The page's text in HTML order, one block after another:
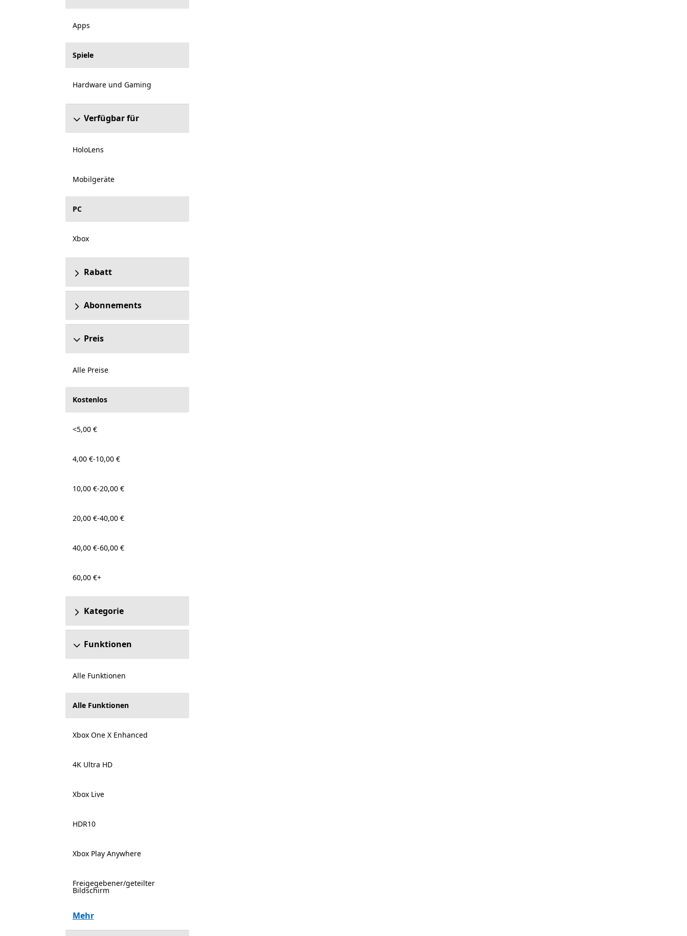
Apps
Spiele
Hardware und Gaming
Verfügbar für
HoloLens
Mobilgeräte
PC
Xbox
Rabatt
Abonnements
Preis
Alle Preise
Kostenlos
<5,00 €
4,00 €-10,00 €
10,00 €-20,00 €
20,00 €-40,00 €
40,00 €-60,00 €
60,00 €+
Kategorie
Funktionen
Alle Funktionen
Alle Funktionen
Xbox One X Enhanced
4K Ultra HD
Xbox Live
HDR10
Xbox Play Anywhere
Freigegebener/geteilter
Bildschirm
Mehr